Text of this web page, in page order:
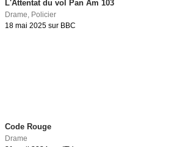
L'Attentat du vol Pan Am 103
Drame, Policier
18 mai 2025 sur BBC
Code Rouge
Drame